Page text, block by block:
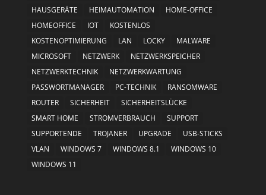
HAUSGERÄTE
HEIMAUTOMATION
HOME-OFFICE
HOMEOFFICE
IOT
KOSTENLOS
KOSTENOPTIMIERUNG
LAN LOCKY
MALWARE
MICROSOFT
NETZWERK
NETZWERKSPEICHER
NETZWERKTECHNIK
NETZWERKWARTUNG
PASSWORTMANAGER
PC-TECHNIK
RANSOMWARE
ROUTER
SICHERHEIT
SICHERHEITSLÜCKE
SMART HOME
STROMVERBRAUCH
SUPPORT
SUPPORTENDE
TROJANER UPGRADE
USB-STICKS
VLAN
WINDOWS 7 WINDOWS 8.1
WINDOWS 10
WINDOWS 11